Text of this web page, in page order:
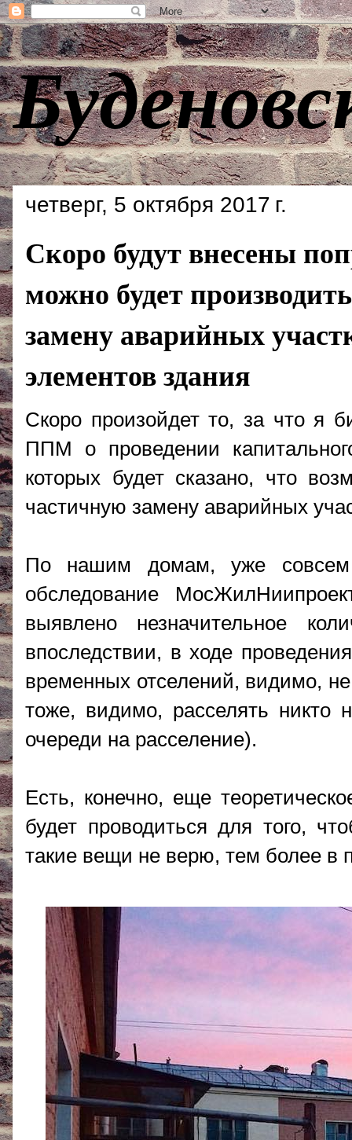
четверг, 5 октября 2017 г.
Скоро будут внесены
можно будет
замену аварийных
элементов здания
Скоро произойдет то, за что я
ППМ о проведении
которых будет сказано, что
частичную замену аварийных
По нашим домам, уже совсем
обследование
выявлено незначительное
впоследствии, в ходе
временных отселений, видимо,
тоже, видимо, расселять никто
очереди на расселение).
Есть, конечно, еще
будет проводиться для того,
такие вещи не верю, тем более в